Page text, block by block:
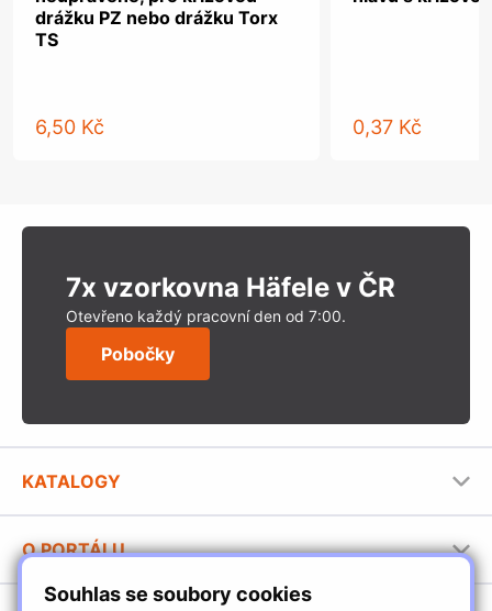
Souhlas se soubory cookies
drážku PZ nebo drážku Torx
TS
6,50 Kč 0,37 Kč
7x vzorkovna Häfele v ČR
Otevřeno každý pracovní den od 7:00.
Pobočky
KATALOGY
Stavební katalog Häfele
Brožury Häfele
O PORTÁLU
Provozovatel portálu